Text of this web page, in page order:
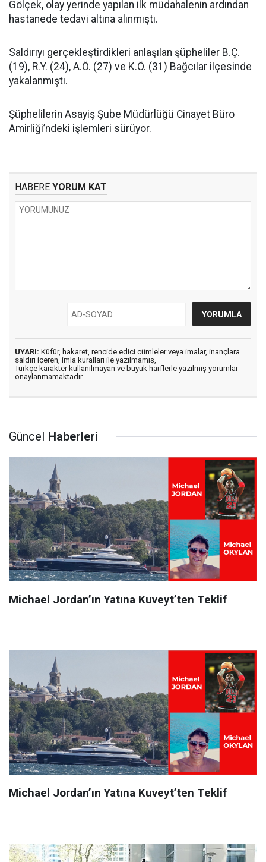
Gölçek, olay yerinde yapılan ilk müdahalenin ardından
hastanede tedavi altına alınmıştı.
Saldırıyı gerçekleştirdikleri anlaşılan şüpheliler B.Ç.
(19), R.Y. (24), A.Ö. (27) ve K.Ö. (31) Bağcılar ilçesinde
yakalanmıştı.
Şüphelilerin Asayiş Şube Müdürlüğü Cinayet Büro
Amirliği’ndeki işlemleri sürüyor.
HABERE YORUM KAT
UYARI: Küfür, hakaret, rencide edici cümleler veya imalar, inançlara
saldırı içeren, imla kuralları ile yazılmamış,
Türkçe karakter kullanılmayan ve büyük harflerle yazılmış yorumlar
onaylanmamaktadır.
Güncel Haberleri
Michael Jordan’ın Yatına Kuveyt’ten Teklif
Michael Jordan’ın Yatına Kuveyt’ten Teklif